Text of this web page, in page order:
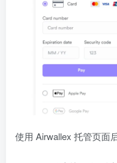
使用 Airwallex 托管页面